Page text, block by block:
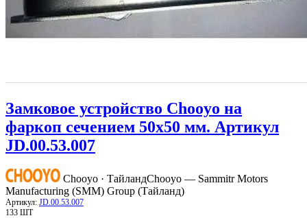
Замковое устройство Chooyo на
фаркоп сечением 50х50 мм. Артикул
JD.00.53.007
Chooyo · ТайландChooyo — Sammitr Motors
Manufacturing (SMM) Group (Тайланд)
Артикул: JD.00.53.007
133 ШТ